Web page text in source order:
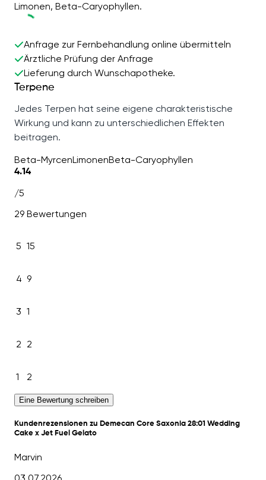
Limonen, Beta-Caryophyllen.
Anfrage zur Fernbehandlung online übermitteln
Ärztliche Prüfung der Anfrage
Lieferung durch Wunschapotheke.
Terpene
Jedes Terpen hat seine eigene charakteristische
Wirkung und kann zu unterschiedlichen Effekten
beitragen.
Beta-MyrcenLimonenBeta-Caryophyllen
4.14
/5
29 Bewertungen
5 15
4 9
3 1
2 2
1 2
Eine Bewertung schreiben
Kundenrezensionen zu Demecan Core Saxonia 28:01 Wedding
Cake x Jet Fuel Gelato
Marvin